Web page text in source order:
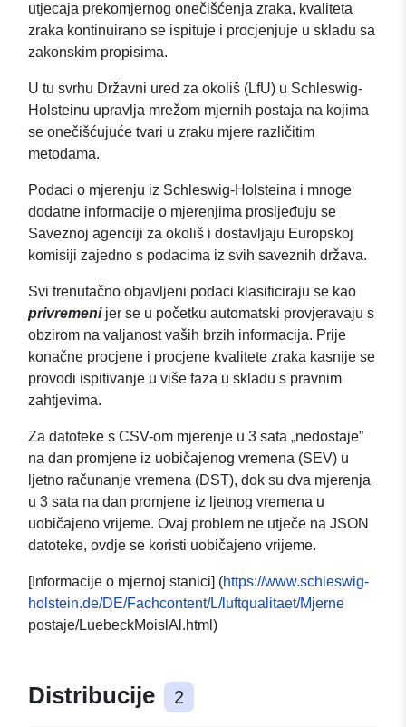
utjecaja prekomjernog onečišćenja zraka, kvaliteta
zraka kontinuirano se ispituje i procjenjuje u skladu sa
zakonskim propisima.
U tu svrhu Državni ured za okoliš (LfU) u Schleswig-
Holsteinu upravlja mrežom mjernih postaja na kojima
se onečišćujuće tvari u zraku mjere različitim
metodama.
Podaci o mjerenju iz Schleswig-Holsteina i mnoge
dodatne informacije o mjerenjima prosljeđuju se
Saveznoj agenciji za okoliš i dostavljaju Europskoj
komisiji zajedno s podacima iz svih saveznih država.
Svi trenutačno objavljeni podaci klasificiraju se kao
privremenijer se u početku automatski provjeravaju s
obzirom na valjanost vaših brzih informacija. Prije
konačne procjene i procjene kvalitete zraka kasnije se
provodi ispitivanje u više faza u skladu s pravnim
zahtjevima.
Za datoteke s CSV-om mjerenje u 3 sata „nedostaje”
na dan promjene iz uobičajenog vremena (SEV) u
ljetno računanje vremena (DST), dok su dva mjerenja
u 3 sata na dan promjene iz ljetnog vremena u
uobičajeno vrijeme. Ovaj problem ne utječe na JSON
datoteke, ovdje se koristi uobičajeno vrijeme.
[Informacije o mjernoj stanici] (https://www.schleswig-
holstein.de/DE/Fachcontent/L/luftqualitaet/Mjerne
postaje/LuebeckMoislAl.html)
Distribucije 2